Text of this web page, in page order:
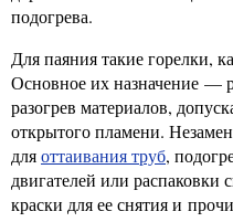
подогрева.
Для паяния такие горелки,
Основное их назначение —
разогрев материалов,
открытого пламени.
дляоттаивания труб,
двигателей или распаковки
краски для ее снятия и